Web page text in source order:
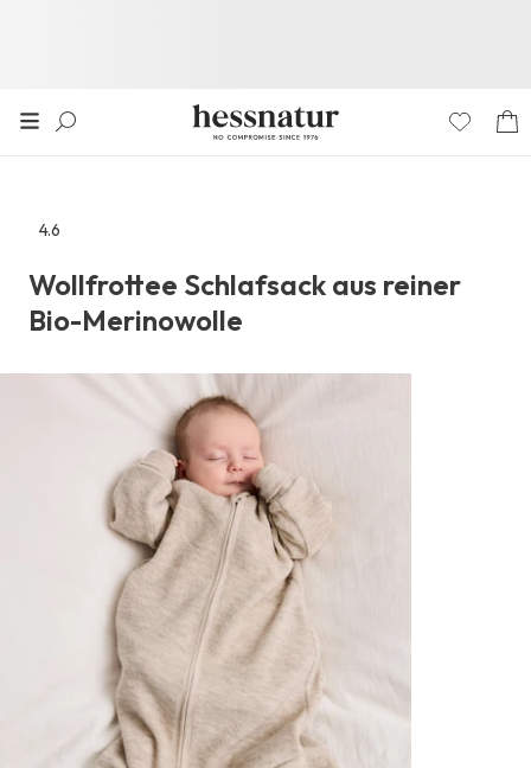
Zu
Reviews
4.6
Wollfrottee Schlafsack aus reiner
Bio-Merinowolle